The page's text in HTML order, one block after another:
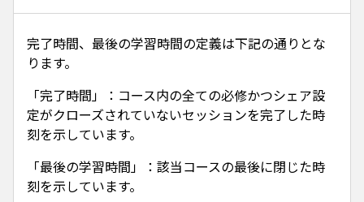
完了時間、最後の学習時間の定義は下記の通りとな
ります。
「完了時間」：コース内の全ての必修かつシェア設
定がクローズされていないセッションを完了した時
刻を示しています。
「最後の学習時間」：該当コースの最後に閉じた時
刻を示しています。